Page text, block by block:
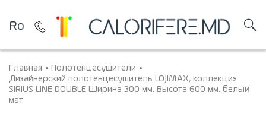
Ro
Главная
Полотенцесушители
Дизайнерский полотенцесушитель LOJIMAX, коллекция
SIRIUS LINE DOUBLE Ширина 300 мм. Высота 600 мм. белый
мат